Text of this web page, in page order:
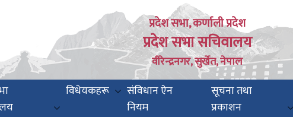
प्रदेश सभा, कर्णाली प्रदेश
प्रदेश सभा सचिवालय
वीरेन्द्रनगर, सुर्खेत, नेपाल
विधेयकहरू
संविधान ऐन
नियम
सूचना तथा
प्रकाशन